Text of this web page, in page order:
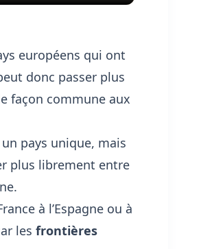
européens qui ont
donc passer plus
façon commune aux
pays unique, mais
plus librement entre
à l’Espagne ou à
les frontières